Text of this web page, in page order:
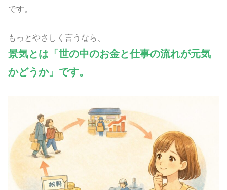
です。
もっとやさしく言うなら、
景気とは「世の中のお金と仕事の流れが元気
かどうか」です。